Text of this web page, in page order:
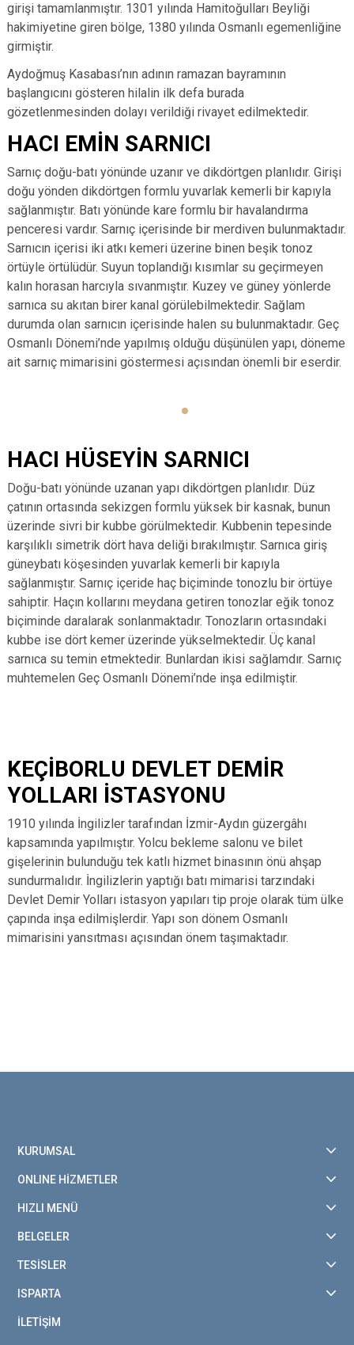
girişi tamamlanmıştır. 1301 yılında Hamitoğulları Beyliği
hakimiyetine giren bölge, 1380 yılında Osmanlı egemenliğine
girmiştir.
Aydoğmuş Kasabası’nın adının ramazan bayramının
başlangıcını gösteren hilalin ilk defa burada
gözetlenmesinden dolayı verildiği rivayet edilmektedir.
HACI EMİN SARNICI
Sarnıç doğu-batı yönünde uzanır ve dikdörtgen planlıdır. Girişi
doğu yönden dikdörtgen formlu yuvarlak kemerli bir kapıyla
sağlanmıştır. Batı yönünde kare formlu bir havalandırma
penceresi vardır. Sarnıç içerisinde bir merdiven bulunmaktadır.
Sarnıcın içerisi iki atkı kemeri üzerine binen beşik tonoz
örtüyle örtülüdür. Suyun toplandığı kısımlar su geçirmeyen
kalın horasan harcıyla sıvanmıştır. Kuzey ve güney yönlerde
sarnıca su akıtan birer kanal görülebilmektedir. Sağlam
durumda olan sarnıcın içerisinde halen su bulunmaktadır. Geç
Osmanlı Dönemi’nde yapılmış olduğu düşünülen yapı, döneme
ait sarnıç mimarisini göstermesi açısından önemli bir eserdir.
HACI HÜSEYİN SARNICI
Doğu-batı yönünde uzanan yapı dikdörtgen planlıdır. Düz
çatının ortasında sekizgen formlu yüksek bir kasnak, bunun
üzerinde sivri bir kubbe görülmektedir. Kubbenin tepesinde
karşılıklı simetrik dört hava deliği bırakılmıştır. Sarnıca giriş
güneybatı köşesinden yuvarlak kemerli bir kapıyla
sağlanmıştır. Sarnıç içeride haç biçiminde tonozlu bir örtüye
sahiptir. Haçın kollarını meydana getiren tonozlar eğik tonoz
biçiminde daralarak sonlanmaktadır. Tonozların ortasındaki
kubbe ise dört kemer üzerinde yükselmektedir. Üç kanal
sarnıca su temin etmektedir. Bunlardan ikisi sağlamdır. Sarnıç
muhtemelen Geç Osmanlı Dönemi’nde inşa edilmiştir.
KEÇİBORLU DEVLET DEMİR
YOLLARI İSTASYONU
1910 yılında İngilizler tarafından İzmir-Aydın güzergâhı
kapsamında yapılmıştır. Yolcu bekleme salonu ve bilet
gişelerinin bulunduğu tek katlı hizmet binasının önü ahşap
sundurmalıdır. İngilizlerin yaptığı batı mimarisi tarzındaki
Devlet Demir Yolları istasyon yapıları tip proje olarak tüm ülke
çapında inşa edilmişlerdir. Yapı son dönem Osmanlı
mimarisini yansıtması açısından önem taşımaktadır.
KURUMSAL
ONLINE HİZMETLER
HIZLI MENÜ
BELGELER
TESİSLER
ISPARTA
İLETİŞİM